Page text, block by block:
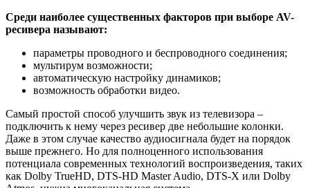
Среди наиболее существенных факторов при выборе AV-
ресивера называют:
параметры проводного и беспроводного соединения;
мультирум возможности;
автоматическую настройку динамиков;
возможность обработки видео.
Самый простой способ улучшить звук из телевизора –
подключить к нему через ресивер две небольшие колонки.
Даже в этом случае качество аудиосигнала будет на порядок
выше прежнего. Но для полноценного использования
потенциала современных технологий воспроизведения, таких
как Dolby TrueHD, DTS-HD Master Audio, DTS-X или Dolby